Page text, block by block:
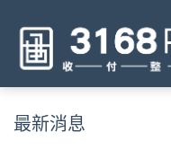
最新消息